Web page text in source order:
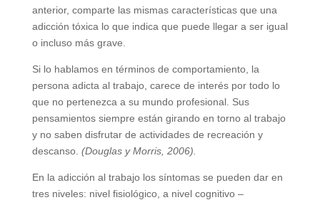
anterior, comparte las mismas características que una
adicción tóxica lo que indica que puede llegar a ser igual
o incluso más grave.
Si lo hablamos en términos de comportamiento, la
persona adicta al trabajo, carece de interés por todo lo
que no pertenezca a su mundo profesional. Sus
pensamientos siempre están girando en torno al trabajo
y no saben disfrutar de actividades de recreación y
descanso. (Douglas y Morris, 2006).
En la adicción al trabajo los síntomas se pueden dar en
tres niveles: nivel fisiológico, a nivel cognitivo –